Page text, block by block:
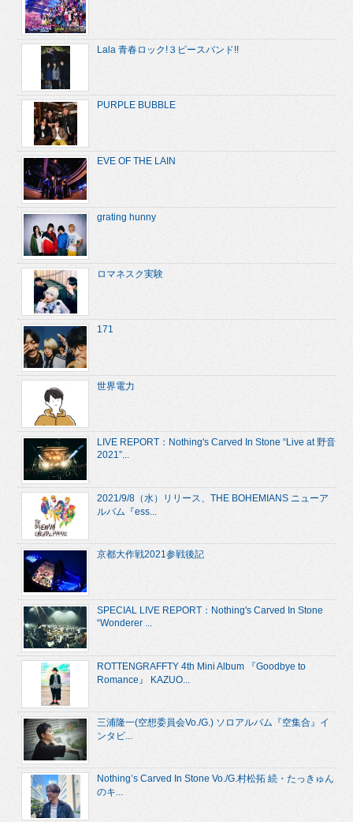
Lala 青春ロック!３ピースバンド!!
PURPLE BUBBLE
EVE OF THE LAIN
grating hunny
ロマネスク実験
171
世界電力
LIVE REPORT：Nothing's Carved In Stone “Live at 野音
2021”...
2021/9/8（水）リリース、THE BOHEMIANS ニューア
ルバム『ess...
京都大作戦2021参戦後記
SPECIAL LIVE REPORT：Nothing's Carved In Stone
“Wonderer ...
ROTTENGRAFFTY 4th Mini Album 『Goodbye to
Romance』 KAZUO...
三浦隆一(空想委員会Vo./G.) ソロアルバム『空集合』イ
ンタビ...
Nothing’s Carved In Stone Vo./G.村松拓 続・たっきゅん
のキ...